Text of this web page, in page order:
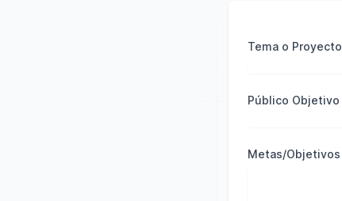
Tema o Proyecto
Público Objetivo
Metas/Objetivos